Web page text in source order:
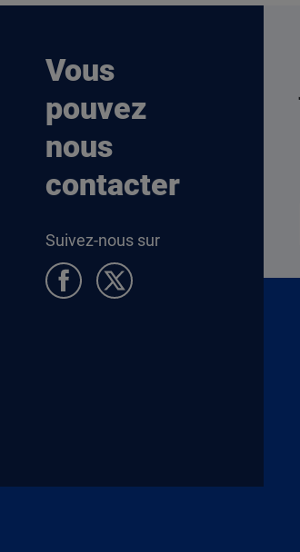
Vous
pouvez
nous
contacter
Suivez-nous sur